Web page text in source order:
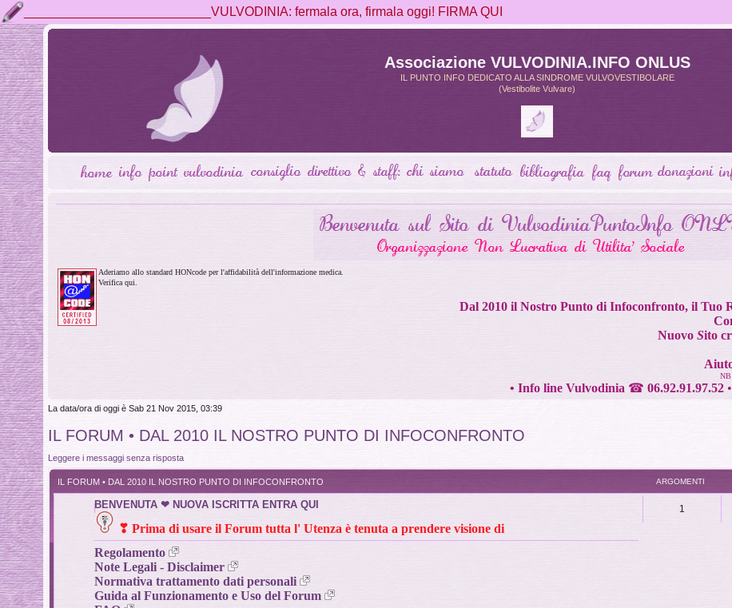
__________________________VULVODINIA: fermala ora, firmala oggi! FIRMA QUI
Associazione VULVODINIA.INFO ONLUS
IL PUNTO INFO DEDICATO ALLA SINDROME VULVOVESTIBOLARE
(Vestibolite Vulvare)
Aderiamo allo standard HONcode per l'affidabilità dell'informazione medica.
Verifica qui.
Dal 2010 il Nostro Punto di Infoconfronto, il Tuo
Nuovo Sito
NB
• Info line Vulvodinia ☎ 06.92.91.97.52 •
La data/ora di oggi è Sab 21 Nov 2015, 03:39
IL FORUM • DAL 2010 IL NOSTRO PUNTO DI INFOCONFRONTO
Leggere i messaggi senza risposta
IL FORUM • DAL 2010 IL NOSTRO PUNTO DI INFOCONFRONTO ARGOMENTI
BENVENUTA ❤ NUOVA ISCRITTA ENTRA QUI
❣Prima di usare il Forum tutta l' Utenza è tenuta a prendere visione di
Regolamento
Note Legali - Disclaimer
Normativa trattamento dati personali
Guida al Funzionamento e Uso del Forum
1